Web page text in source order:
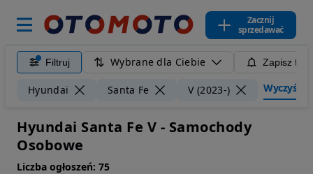
Zacznij
sprzedawać
Filtruj Wybrane dla Ciebie Zapisz
Hyundai Santa Fe V (2023-) Wyczyść
Hyundai Santa Fe V - Samochody
Osobowe
Liczba ogłoszeń: 75